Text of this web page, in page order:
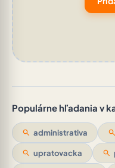
Populárne hľadania v
search administrativa search
search upratovacka search